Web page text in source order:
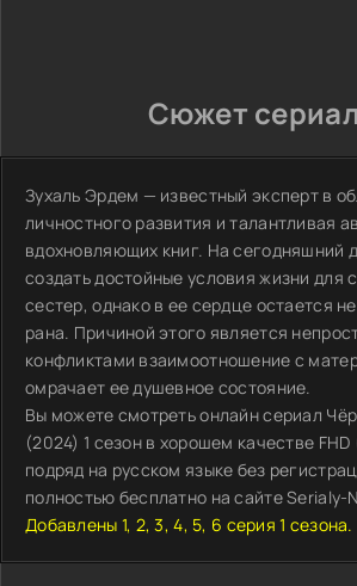
Сюжет
Зухаль Эрдем — известный эксперт в
личностного развития и талантливая
вдохновляющих книг. На сегодняшний
создать достойные условия жизни для
сестер, однако в ее сердце остается
рана. Причиной этого является
конфликтами взаимоотношение с
омрачает ее душевное состояние.
Вы можете смотреть онлайн сериал
(2024) 1 сезон в хорошем качестве
подряд на русском языке без
полностью бесплатно на сайте Serialy-
Добавлены 1, 2, 3, 4, 5, 6 серия 1 сезона.